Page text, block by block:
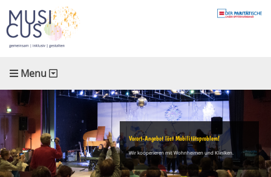
Menu
Vorort-Angebot löst Mobilitätsproblem!
Wir kooperieren mit Wohnheimen und Kliniken.